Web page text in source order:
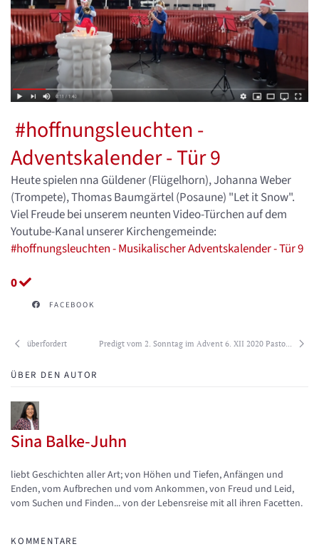
#hoffnungsleuchten -
Adventskalender - Tür 9
Heute spielen nna Güldener (Flügelhorn), Johanna Weber
(Trompete), Thomas Baumgärtel (Posaune) "Let it Snow".
Viel Freude bei unserem neunten Video-Türchen auf dem
Youtube-Kanal unserer Kirchengemeinde:
#hoffnungsleuchten - Musikalischer Adventskalender - Tür 9
0
FACEBOOK
überfordert Predigt vom 2. Sonntag im Advent 6. XII 2020 Pasto...
ÜBER DEN AUTOR
Sina Balke-Juhn
Updates abonnieren
Abo von Updates dieses Autors beenden
liebt Geschichten aller Art; von Höhen und Tiefen, Anfängen und
Enden, vom Aufbrechen und vom Ankommen, von Freud und Leid,
vom Suchen und Finden... von der Lebensreise mit all ihren Facetten.
KOMMENTARE